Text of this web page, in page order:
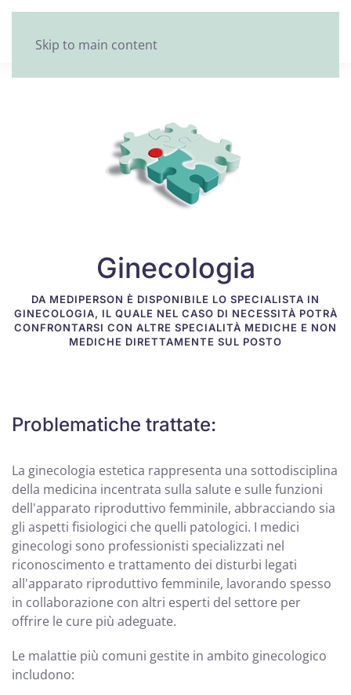
Skip to main content
Ginecologia
DA MEDIPERSON È DISPONIBILE LO SPECIALISTA IN
GINECOLOGIA, IL QUALE NEL CASO DI NECESSITÀ POTRÀ
CONFRONTARSI CON ALTRE SPECIALITÀ MEDICHE E NON
MEDICHE DIRETTAMENTE SUL POSTO
Problematiche trattate:
La ginecologia estetica rappresenta una sottodisciplina
della medicina incentrata sulla salute e sulle funzioni
dell'apparato riproduttivo femminile, abbracciando sia
gli aspetti fisiologici che quelli patologici. I medici
ginecologi sono professionisti specializzati nel
riconoscimento e trattamento dei disturbi legati
all'apparato riproduttivo femminile, lavorando spesso
in collaborazione con altri esperti del settore per
offrire le cure più adeguate.
Le malattie più comuni gestite in ambito ginecologico
includono: